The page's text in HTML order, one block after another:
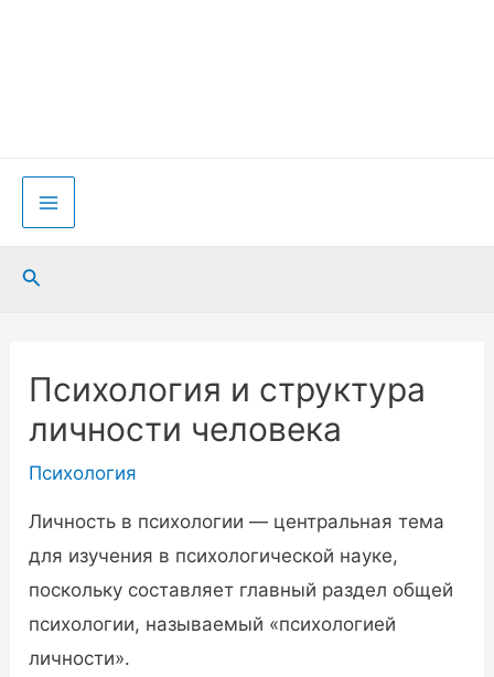
Main
Menu
Поиск
Психология и структура
личности человека
Психология
Личность в психологии — центральная тема
для изучения в психологической науке,
поскольку составляет главный раздел общей
психологии, называемый «психологией
личности».